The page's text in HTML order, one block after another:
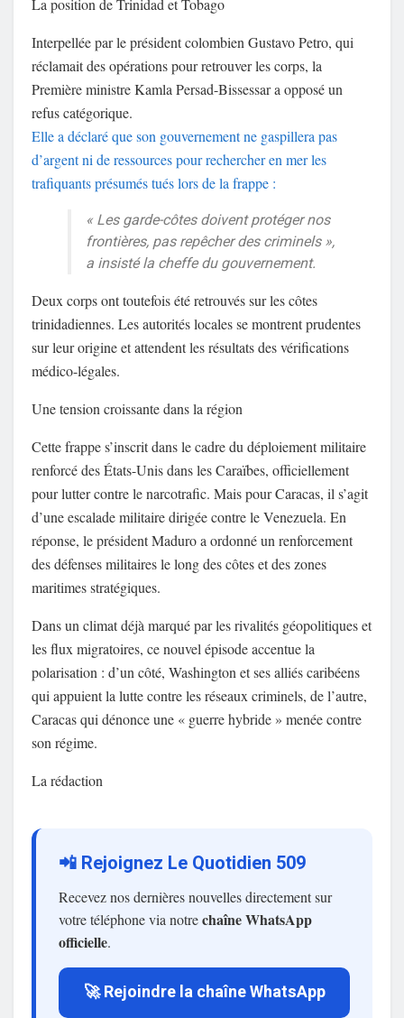
La position de Trinidad et Tobago
Interpellée par le président colombien Gustavo Petro, qui
réclamait des opérations pour retrouver les corps, la
Première ministre Kamla Persad-Bissessar a opposé un
refus catégorique.
Elle a déclaré que son gouvernement ne gaspillera pas
d’argent ni de ressources pour rechercher en mer les
trafiquants présumés tués lors de la frappe :
« Les garde-côtes doivent protéger nos
frontières, pas repêcher des criminels »,
a insisté la cheffe du gouvernement.
Deux corps ont toutefois été retrouvés sur les côtes
trinidadiennes. Les autorités locales se montrent prudentes
sur leur origine et attendent les résultats des vérifications
médico-légales.
Une tension croissante dans la région
Cette frappe s’inscrit dans le cadre du déploiement militaire
renforcé des États-Unis dans les Caraïbes, officiellement
pour lutter contre le narcotrafic. Mais pour Caracas, il s’agit
d’une escalade militaire dirigée contre le Venezuela. En
réponse, le président Maduro a ordonné un renforcement
des défenses militaires le long des côtes et des zones
maritimes stratégiques.
Dans un climat déjà marqué par les rivalités géopolitiques et
les flux migratoires, ce nouvel épisode accentue la
polarisation : d’un côté, Washington et ses alliés caribéens
qui appuient la lutte contre les réseaux criminels, de l’autre,
Caracas qui dénonce une « guerre hybride » menée contre
son régime.
La rédaction
📲 Rejoignez Le Quotidien 509
Recevez nos dernières nouvelles directement sur
votre téléphone via notrechaîne WhatsApp
officielle.
🚀 Rejoindre la chaîne WhatsApp